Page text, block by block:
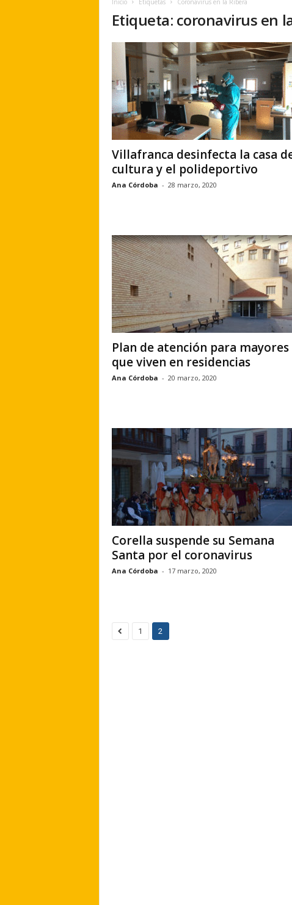
Inicio Etiquetas Coronavirus en la Ribera
Etiqueta: coronavirus en
Villafranca desinfecta la casa
cultura y el polideportivo
Ana Córdoba - 28 marzo, 2020
Plan de atención para mayores
que viven en residencias
Ana Córdoba - 20 marzo, 2020
Corella suspende su Semana
Santa por el coronavirus
Ana Córdoba - 17 marzo, 2020
1 2